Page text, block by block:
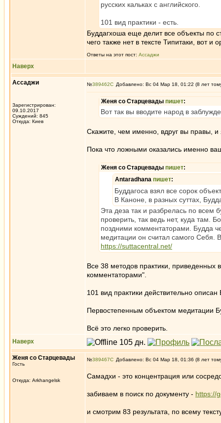
русских кальках с английского.
101 вид практики - есть.
Буддагхоша еще делит все объекты по
чего также нет в тексте Типитаки, вот и
Ответы на этот пост: Ассаджи
Наверх
Ассаджи
Зарегистрирован:
09.10.2017
Суждений: 845
Откуда: Киев
№389462 Добавлено: Вс 04 Мар 18, 01:22 (8 лет
Женя со Старцевады пишет:
Вот так вы вводите народ в
Скажите, чем именно, вдруг вы правы, и
Пока что ложными оказались именно
Женя со Старцевады пишет:
Antaradhana пишет:
Буддагоса взял все сорок
В Каноне, в разных суттах,
Эта деза так и разбрелась по всем
проверить, так ведь нет, куда там.
поздними комментаторами. Будда
медитации он считал самого Cебя.
https://suttacentral.net/
Все 38 методов практики, приведенных
комментаторами".
101 вид практики действительно
Первостепенным объектом медитации
Всё это легко проверить.
Наверх
Женя со Старцевады
Гость
Откуда: Arkhangelsk
№389467 Добавлено: Вс 04 Мар 18, 01:36 (8 лет
Самадхи - это концентрация или
забиваем в поиск по документу - https://
и смотрим 83 результата, по всему